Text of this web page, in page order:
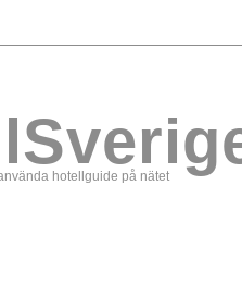
hotellguide på nätet